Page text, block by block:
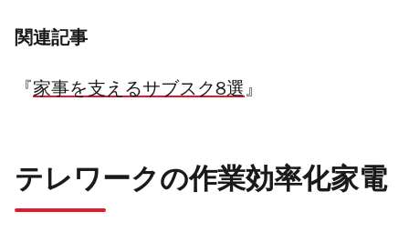
関連記事
『 家事を支えるサブスク8選』
テレワークの作業効率化家電